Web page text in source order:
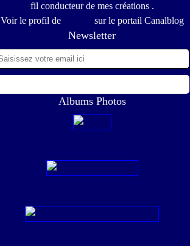
fil conducteur de mes créations .
Voir le profil de
sur le portail Canalblog
Newsletter
Albums Photos